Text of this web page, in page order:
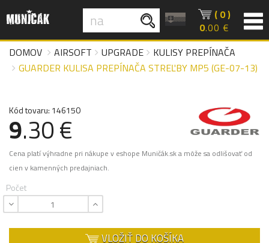
( 0 )
0.00 €
DOMOV
AIRSOFT UPGRADE
KULISY PREPÍNAČA
GUARDER KULISA PREPÍNAČA STREĽBY MP5 (GE-07-13)
Kód tovaru: 146150
9.30 €
Cena platí výhradne pri nákupe v eshope Muničák.sk a môže sa odlišovať od
cien v kamenných predajniach.
Počet
VLOŽIŤ DO KOŠÍKA